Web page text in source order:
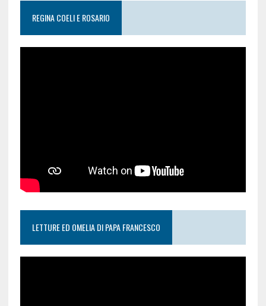
REGINA COELI E ROSARIO
LETTURE ED OMELIA DI PAPA FRANCESCO